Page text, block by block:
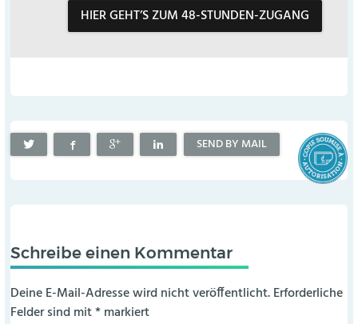
HIER GEHT’S ZUM 48-STUNDEN-ZUGANG
SEND BY MAIL
Schreibe einen Kommentar
Deine E-Mail-Adresse wird nicht veröffentlicht. Erforderliche
Felder sind mit*markiert